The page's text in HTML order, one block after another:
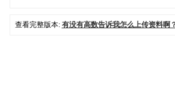
查看完整版本: 有没有高数告诉我怎么上传资料啊